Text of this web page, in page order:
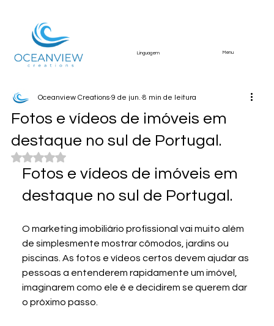
Linguagem Menu
Fotos e vídeos de imóveis em
destaque no sul de Portugal.
Oceanview Creations 9 de jun. 8 min de leitura
Avaliado com NaN de 5 estrelas.
Fotos e vídeos de imóveis em
destaque no sul de Portugal.
O marketing imobiliário profissional vai muito além
de simplesmente mostrar cômodos, jardins ou
piscinas. As fotos e vídeos certos devem ajudar as
pessoas a entenderem rapidamente um imóvel,
imaginarem como ele é e decidirem se querem dar
o próximo passo.